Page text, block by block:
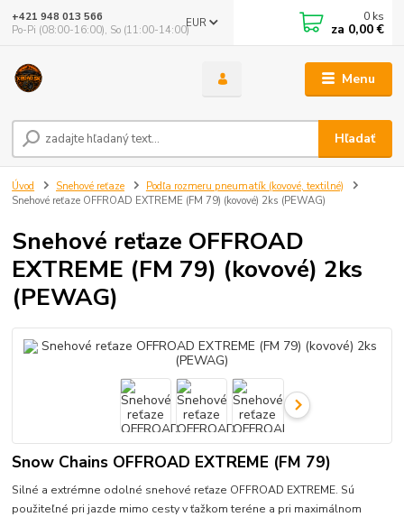
Menu
EUR
Hľadať
+421 948 013 566
Po-Pi (08:00-16:00), So (11:00-14:00)
0 ks
za 0,00 €
Úvod Snehové reťaze
Podľa rozmeru pneumatík (kovové, textilné)
Snehové reťaze OFFROAD EXTREME (FM 79) (kovové) 2ks (PEWAG)
Snehové reťaze OFFROAD
EXTREME (FM 79) (kovové) 2ks
(PEWAG)
Snow Chains OFFROAD EXTREME (FM 79)
Silné a extrémne odolné snehové reťaze OFFROAD EXTREME. Sú
použiteľné pri jazde mimo cesty v ťažkom teréne a pri maximálnom